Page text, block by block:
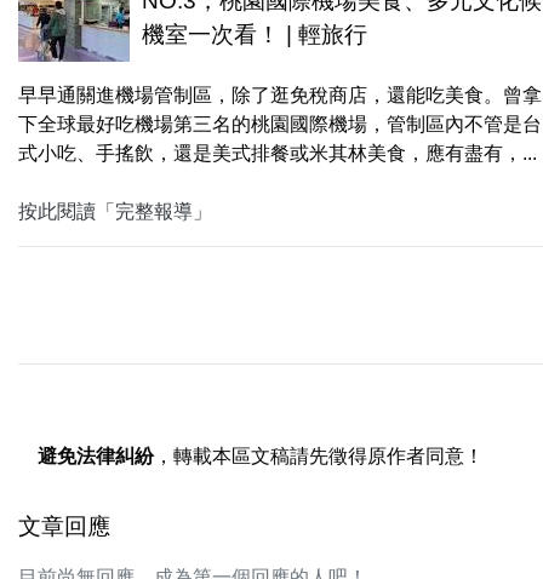
機室一次看！ | 輕旅行
早早通關進機場管制區，除了逛免稅商店，還能吃美食。曾拿
下全球最好吃機場第三名的桃園國際機場，管制區內不管是台
式小吃、手搖飲，還是美式排餐或米其林美食，應有盡有，...
按此閱讀「完整報導」
避免法律糾紛，轉載本區文稿請先徵得原作者同意！
文章回應